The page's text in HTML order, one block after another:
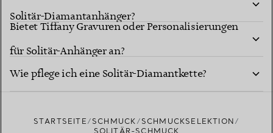
Solitär-Diamantanhänger?
Bietet Tiffany Gravuren oder Personalisierungen
für Solitär-Anhänger an?
Wie pflege ich eine Solitär-Diamantkette?
STARTSEITE SCHMUCK
SCHMUCKSELEKTION
SOLITÄR-SCHMUCK